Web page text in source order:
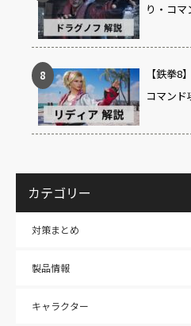
り・コマ
【鉄拳8
コマンド
カテゴリー
対策まとめ
製品情報
キャラクター